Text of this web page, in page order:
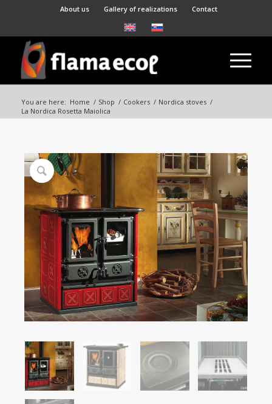
About us Gallery of realizations Contact
You are here: Home / Shop / Cookers / Nordica stoves /
La Nordica Rosetta Maiolica